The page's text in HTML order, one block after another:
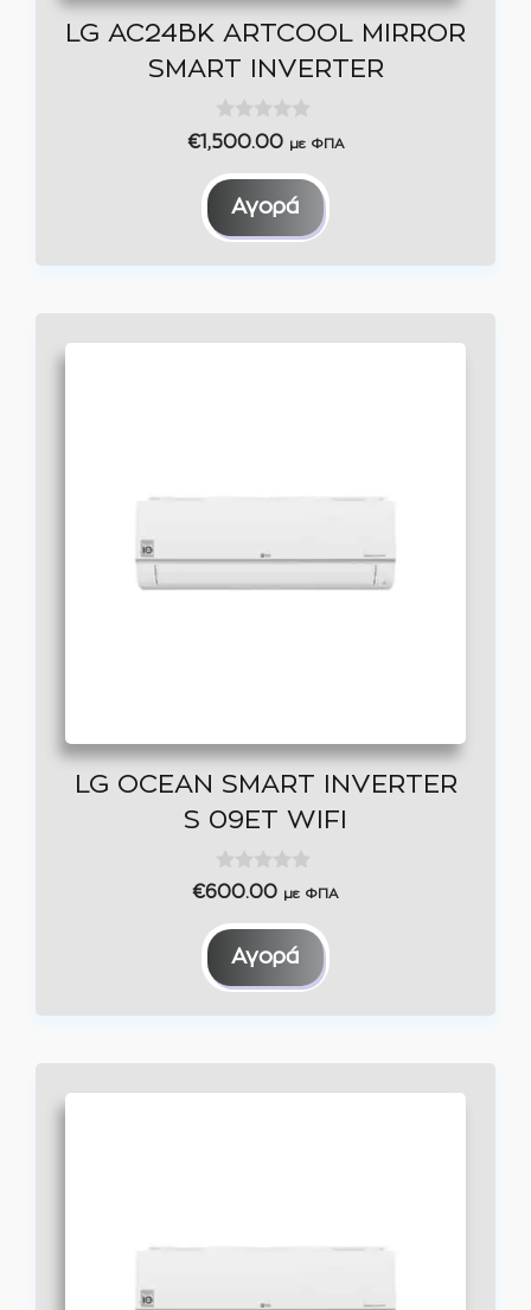
LG AC24BK ARTCOOL MIRROR
SMART INVERTER
0
o
u
t
5
€1,500.00 με ΦΠΑ
Αγορά
LG OCEAN SMART INVERTER
S 09ET WIFI
0
o
u
t
5
€600.00 με ΦΠΑ
Αγορά